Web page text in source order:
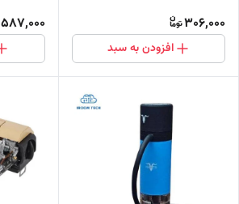
306,000
افزودن به سبد
587,000